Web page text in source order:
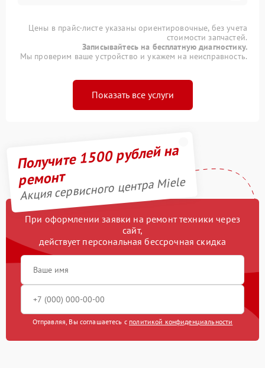
Цены в прайс-листе указаны ориентировочные, без учета
стоимости запчастей.
Записывайтесь на бесплатную диагностику.
Мы проверим ваше устройство и укажем на неисправность.
Показать все услуги
Получите 1500 рублей на
ремонт
Акция сервисного центра Miele
При оформлении заявки на ремонт техники через
сайт,
действует персональная бессрочная скидка
Отправляя, Вы соглашаетесь с политикой конфиденциальности